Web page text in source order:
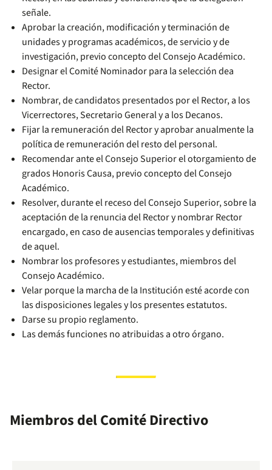
señale.
Aprobar la creación, modificación y terminación de
unidades y programas académicos, de servicio y de
investigación, previo concepto del Consejo Académico.
Designar el Comité Nominador para la selección dea
Rector.
Nombrar, de candidatos presentados por el Rector, a los
Vicerrectores, Secretario General y a los Decanos.
Fijar la remuneración del Rector y aprobar anualmente la
política de remuneración del resto del personal.
Recomendar ante el Consejo Superior el otorgamiento de
grados Honoris Causa, previo concepto del Consejo
Académico.
Resolver, durante el receso del Consejo Superior, sobre la
aceptación de la renuncia del Rector y nombrar Rector
encargado, en caso de ausencias temporales y definitivas
de aquel.
Nombrar los profesores y estudiantes, miembros del
Consejo Académico.
Velar porque la marcha de la Institución esté acorde con
las disposiciones legales y los presentes estatutos.
Darse su propio reglamento.
Las demás funciones no atribuidas a otro órgano.
Miembros del Comité Directivo